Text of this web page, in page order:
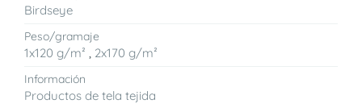
Birdseye
Peso/gramaje
1x120 g/m² 2x170 g/m²
Información
Productos de tela tejida